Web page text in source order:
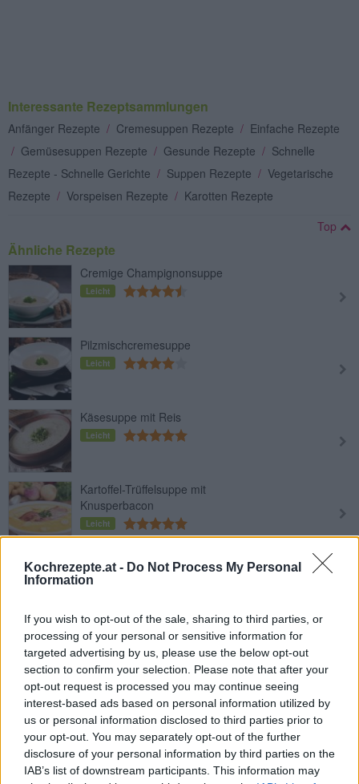
Kochrezepte.at - Do Not Process My Personal
Information
If you wish to opt-out of the sale, sharing to third parties, or
processing of your personal or sensitive information for
targeted advertising by us, please use the below opt-out
section to confirm your selection. Please note that after your
opt-out request is processed you may continue seeing
interest-based ads based on personal information utilized by
us or personal information disclosed to third parties prior to
your opt-out. You may separately opt-out of the further
disclosure of your personal information by third parties on the
IAB’s list of downstream participants. This information may
Interessante Rezeptsammlungen
Anfänger Rezepte / Cremesuppen Rezepte / Einfache Rezepte
/ Gemüsesuppen Rezepte / Gesunde Rezepte / Schnelle
Rezepte - Schnelle Gerichte / Suppen Rezepte / Vegetarische
Rezepte / Vorspeisen Rezepte / Karotten Rezepte
Top
Ähnliche Rezepte
Cremige Champignonsuppe
Leicht
Pilzmischcremesuppe
Leicht
Käsesuppe mit Reis
Leicht
Kartoffel-Trüffelsuppe mit
Knusperbacon
Leicht
Käserahmsuppe
Leicht
Kohlrabi-Rahmsuppe
Leicht
Einfache Champignoncremesuppe
Leicht
Kräuter-Cremesuppe